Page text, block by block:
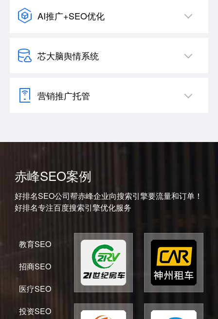
AI推广+SEO优化
芯大脑舆情系统
营销推广托管
赤峰SEO案例
好排名SEO公司帮赤峰企业向搜索引擎要流量和订单！
好排名专注百度搜索引擎优化服务
教育SEO
招商SEO
医疗SEO
投资SEO